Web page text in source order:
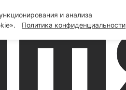
и анализа
Политика конфиденциальности